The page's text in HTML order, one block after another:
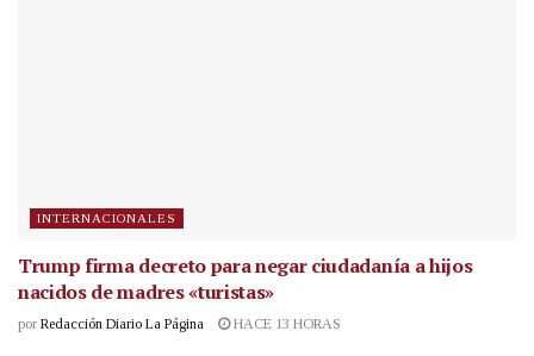
INTERNACIONALES
Trump firma decreto para negar ciudadanía a hijos
nacidos de madres «turistas»
por Redacción Diario La Página HACE 13 HORAS